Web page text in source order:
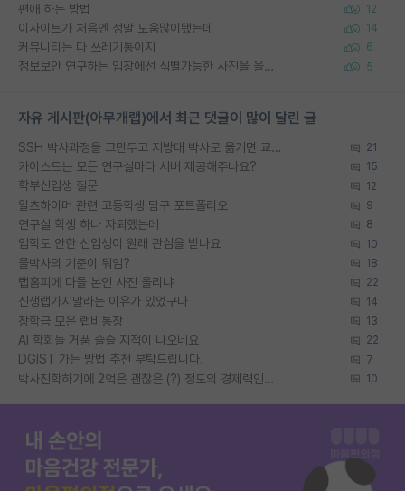
편애 하는 방법 12
이사이트가 처음엔 정말 도움많이됐는데 14
커뮤니티는 다 쓰레기통이지 6
정보보안 연구하는 입장에선 식별가능한 사진을 올리는건 비추이긴함 5
자유 게시판(아무개랩)에서 최근 댓글이 많이 달린 글
SSH 박사과정을 그만두고 지방대 박사로 옮기면 교수의 꿈은 끝일까요? 21
카이스트는 모든 연구실마다 서버 제공해주나요? 15
학부신입생 질문 12
알츠하이머 관련 고등학생 탐구 포트폴리오 9
연구실 학생 하나 자퇴했는데 8
입학도 안한 신입생이 원래 관심을 받나요 10
물박사의 기준이 뭐임? 18
랩홈피에 다들 본인 사진 올리냐 22
신생랩가지말라는 이유가 있었구나 14
장학금 모은 랩비통장 13
AI 학회들 거품 슬슬 지적이 나오네요 22
DGIST 가는 방법 추천 부탁드립니다. 7
박사진학하기에 2억은 괜찮은 (?) 정도의 경제력인가요 10